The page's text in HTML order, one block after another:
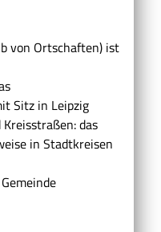
von Ortschaften) ist
Sitz in Leipzig
das
in Stadtkreisen